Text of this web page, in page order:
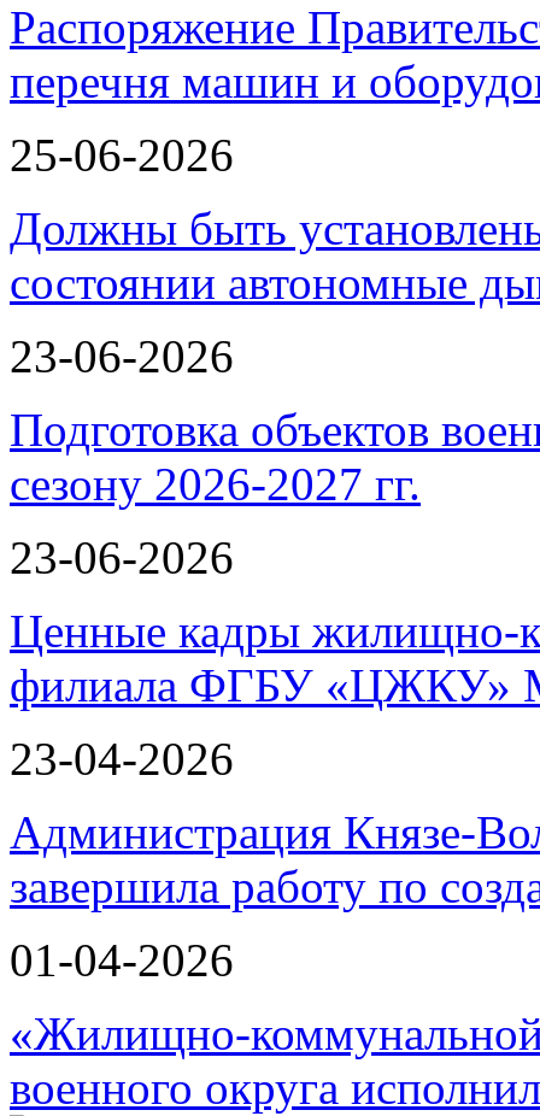
Распоряжение
перечня машин и
25-06-2026
Должны быть
состоянии автономные
23-06-2026
Подготовка объектов
сезону 2026-2027 гг.
23-06-2026
Ценные кадры жилищно-
филиала ФГБУ «ЦЖКУ»
23-04-2026
Администрация Князе-
завершила работу по
01-04-2026
«Жилищно-
военного округа